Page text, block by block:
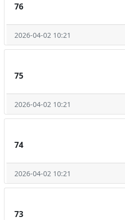
76
2026-04-02 10:21
75
2026-04-02 10:21
74
2026-04-02 10:21
73